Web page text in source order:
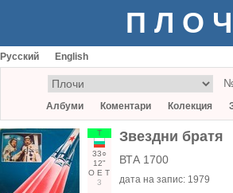
Русский English
Албуми Коментари Колекция
Т
33○
12"
О Е Т
3
Звездни братя
ВТА 1700
дата на запис: 1979